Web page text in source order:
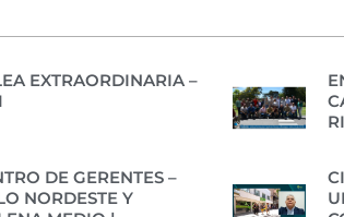
EXTRAORDINARIA –
DE GERENTES –
NORDESTE Y